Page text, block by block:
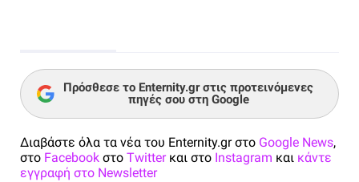
Πρόσθεσε το Enternity.gr στις προτεινόμενες
πηγές σου στη Google
Διαβάστε όλα τα νέα του Enternity.gr στο Google News,
στο Facebook στο Twitterκαι στο Instagram και κάντε
εγγραφή στο Newsletter